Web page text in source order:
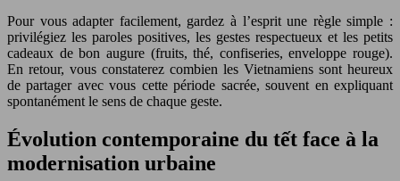
Pour vous adapter facilement, gardez à l’esprit une règle simple :
privilégiez les paroles positives, les gestes respectueux et les petits
cadeaux de bon augure (fruits, thé, confiseries, enveloppe rouge).
En retour, vous constaterez combien les Vietnamiens sont heureux
de partager avec vous cette période sacrée, souvent en expliquant
spontanément le sens de chaque geste.
Évolution contemporaine du tết face à la
modernisation urbaine